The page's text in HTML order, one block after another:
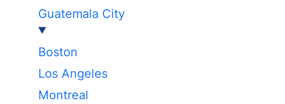
Guatemala City
Boston
Los Angeles
Montreal